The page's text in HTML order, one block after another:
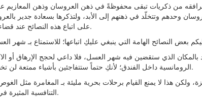
من ذكريات تبقى محفوظةً في ذهن العروسان وذهن المعازيم
وحدهم وتتخلّد في ذهنهم إلى الأبد، ولتذكرها بسعادة جدير
على اتباع هذه النصائح عند قضاء شهر العسل.
الذي ستقضين فيه شهر العسل، فلا داعي لحجج الإرهاق أو
الرومانسية داخل الفندق؛ لأنكِ حتماً ستتفاجئين بأشياء ممتعة لن تخطر على بالكِ.
ولكن هذا لا يمنع القيام برحلات بحرية مليئة بـ المغامرة مثل
التنافسية المثيرة في عرض البحر.